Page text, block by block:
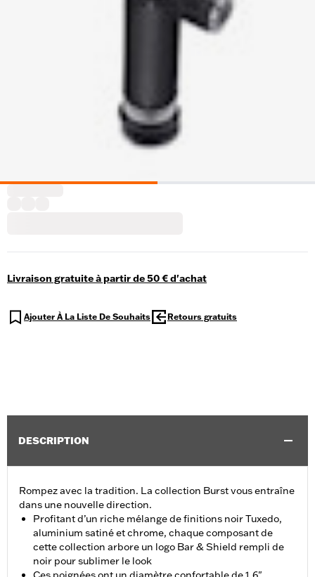
Livraison gratuite à partir de 50 € d'achat
Ajouter À La Liste De Souhaits Retours gratuits
DESCRIPTION
Rompez avec la tradition. La collection Burst vous entraîne
dans une nouvelle direction.
Profitant d’un riche mélange de finitions noir Tuxedo,
aluminium satiné et chrome, chaque composant de
cette collection arbore un logo Bar & Shield rempli de
noir pour sublimer le look